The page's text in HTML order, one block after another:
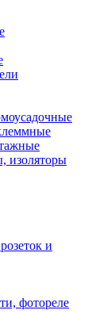
изоляторы
и
фотореле